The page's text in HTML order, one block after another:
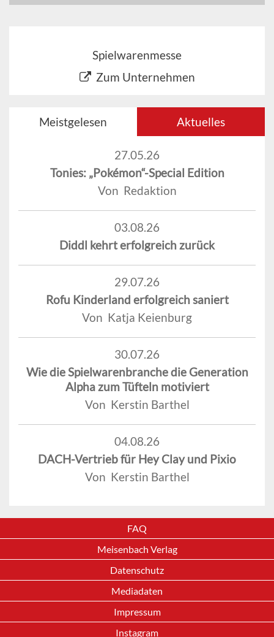
Spielwarenmesse
Zum Unternehmen
Meistgelesen Aktuelles
27.05.26
Tonies: „Pokémon“-Special Edition
Von Redaktion
03.08.26
Diddl kehrt erfolgreich zurück
29.07.26
Rofu Kinderland erfolgreich saniert
Von Katja Keienburg
30.07.26
Wie die Spielwarenbranche die Generation
Alpha zum Tüfteln motiviert
Von Kerstin Barthel
04.08.26
DACH-Vertrieb für Hey Clay und Pixio
Von Kerstin Barthel
FAQ
Meisenbach Verlag
Datenschutz
Mediadaten
Impressum
Instagram